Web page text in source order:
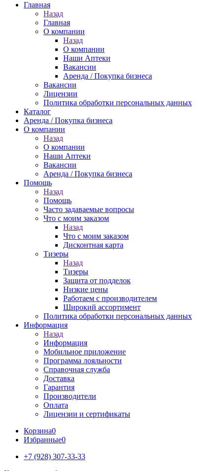
Главная
Назад
Главная
О компании
Назад
О компании
Наши Аптеки
Вакансии
Аренда / Покупка бизнеса
Вакансии
Лицензии
Политика обработки персональных данных
Каталог
Аренда / Покупка бизнеса
О компании
Назад
О компании
Наши Аптеки
Вакансии
Аренда / Покупка бизнеса
Помощь
Назад
Помощь
Часто задаваемые вопросы
Что с моим заказом
Назад
Что с моим заказом
Дисконтная карта
Тизеры
Назад
Тизеры
Защита от подделок
Низкие цены
Работаем с производителем
Широкий ассортимент
Политика обработки персональных данных
Информация
Назад
Информация
Мобильное приложение
Программа лояльности
Справочная служба
Доставка
Гарантия
Производители
Оплата
Лицензии и сертификаты
Корзина0
Избранные0
+7 (928) 307-33-33